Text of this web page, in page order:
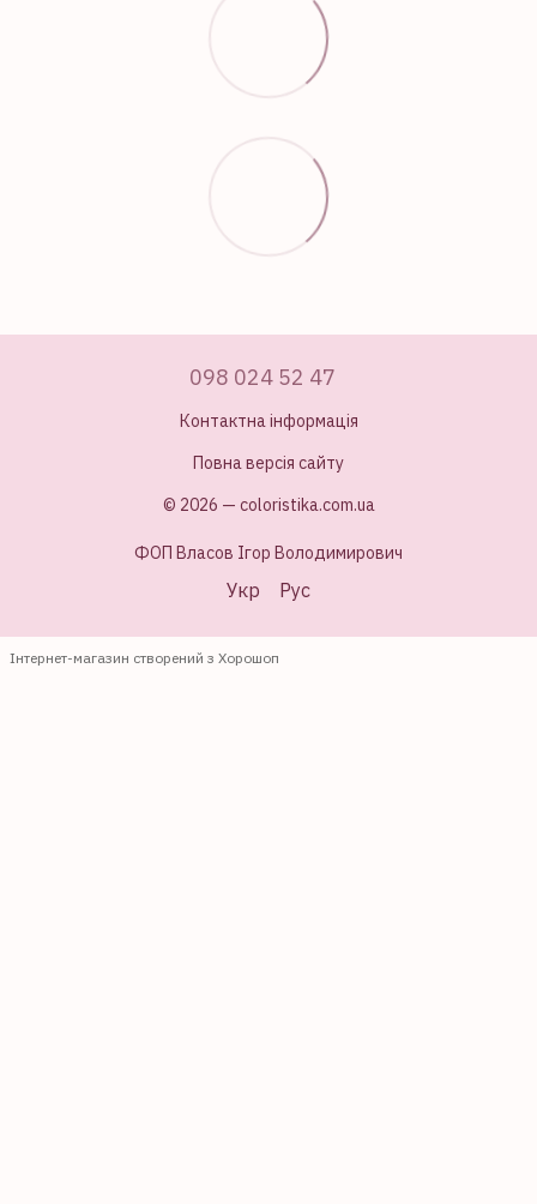
098 024 52 47
Контактна інформація
Повна версія сайту
© 2026 — coloristika.com.ua
ФОП Власов Ігор Володимирович
Укр Рус
Інтернет-магазин створений з Хорошоп